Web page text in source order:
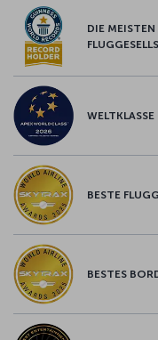
DIE
WELTKLASSE
BESTE
BESTES